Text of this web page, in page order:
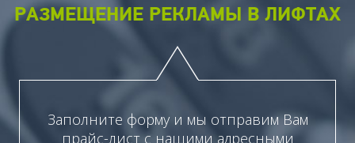
РАЗМЕЩЕНИЕ РЕКЛАМЫ В ЛИФТАХ
Заполните форму и мы отправим Вам
прайс-лист с нашими адресными